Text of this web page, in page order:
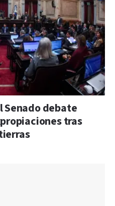
Senado debate
tras